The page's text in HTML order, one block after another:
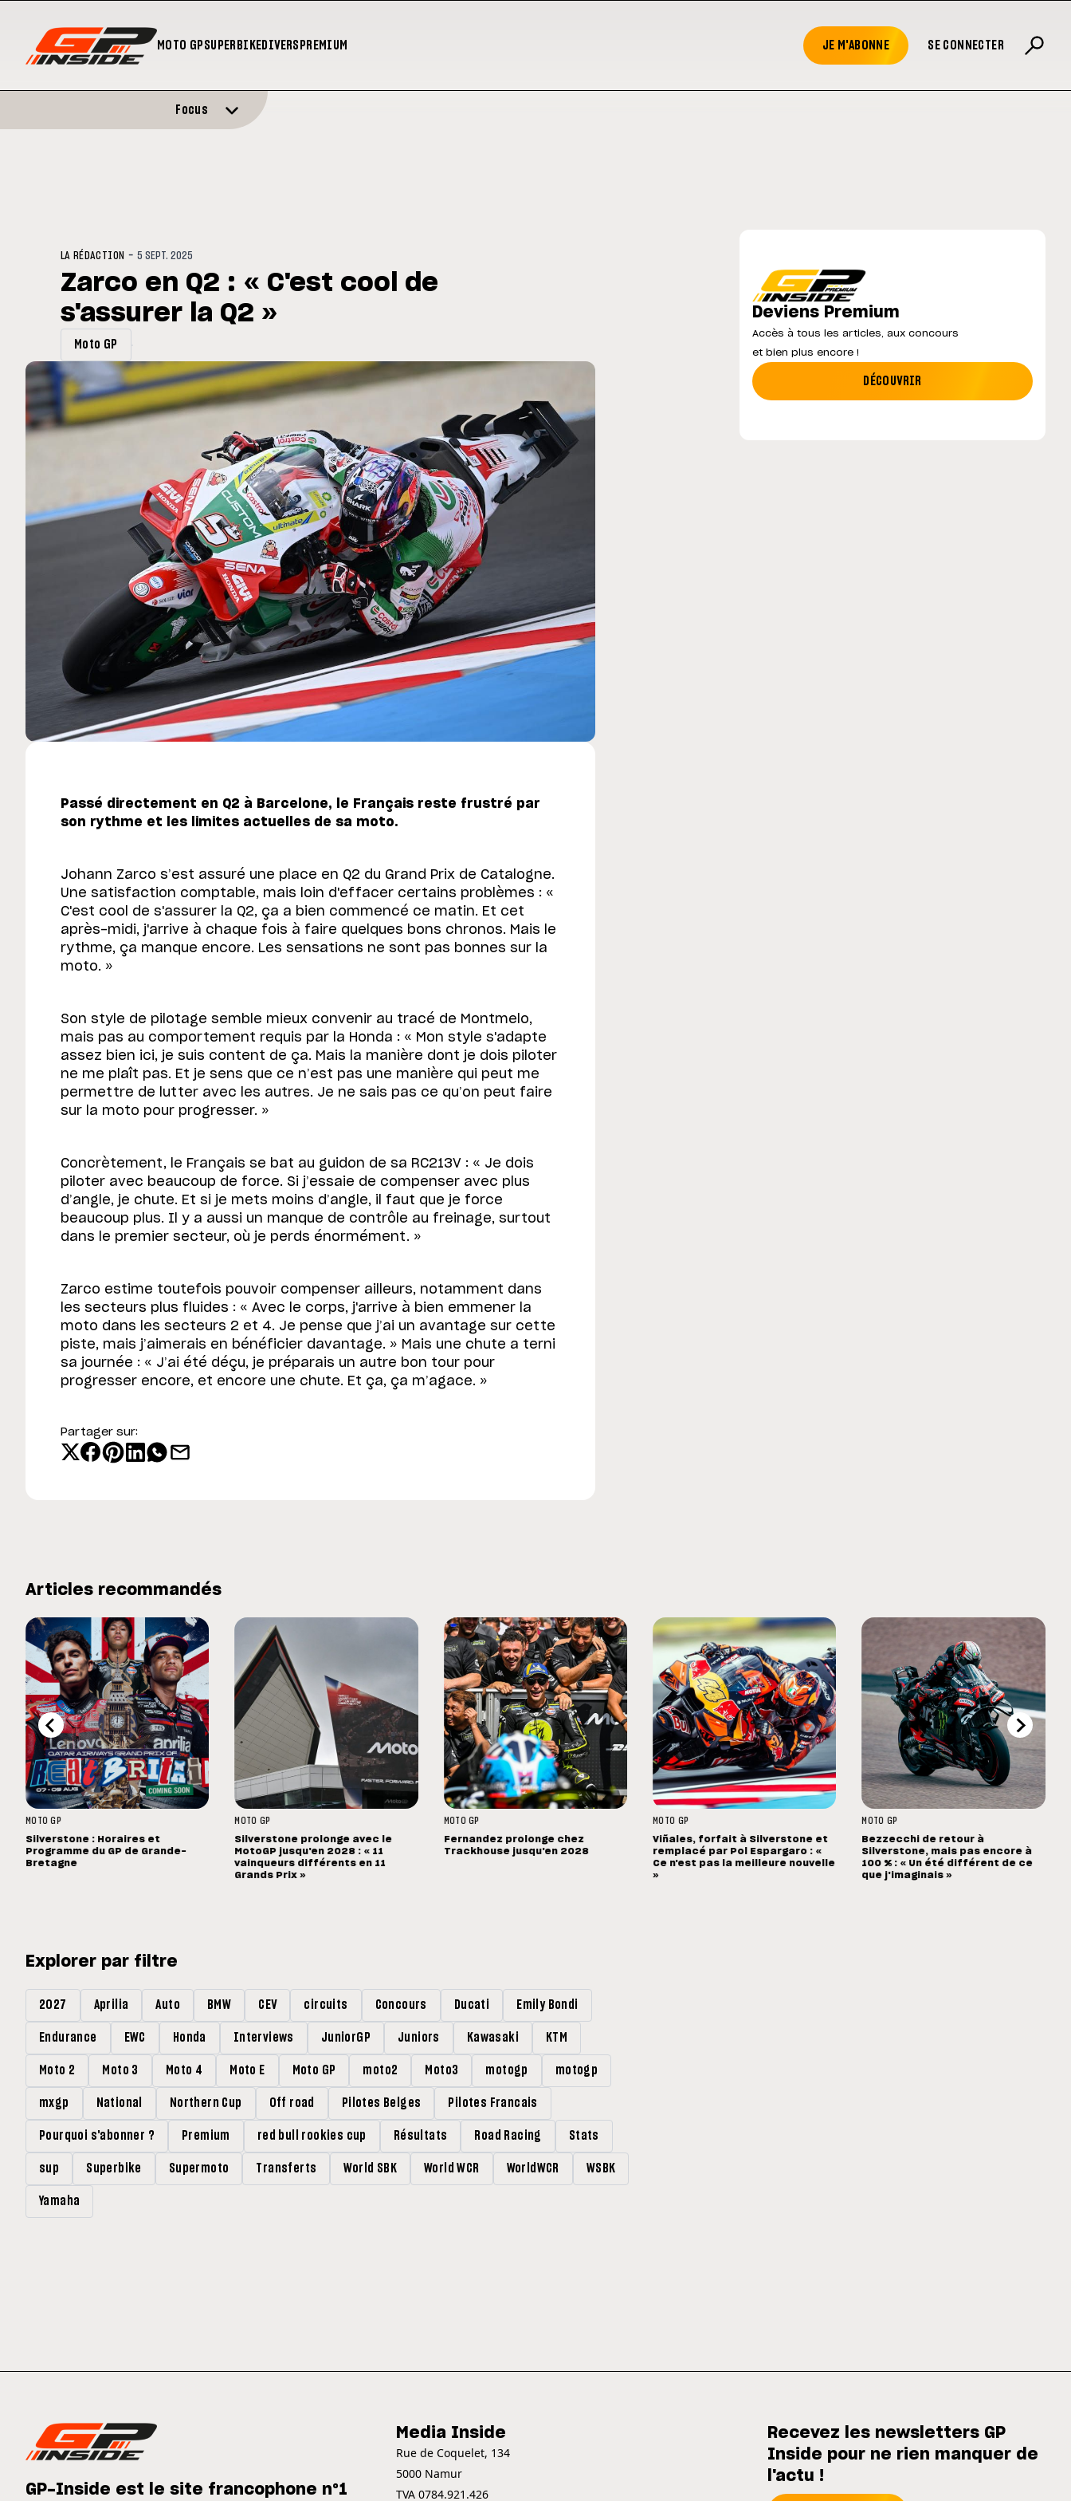
MOTO GPSUPERBIKEDIVERS PREMIUM JE M'ABONNE SE CONNECTER
club spécial dans
MOTO GP
Silverstone : Horaires et Programme du GP de
Grande-Bretagne
MOTO GP
Zarco évite l'opération et vise un retour en
MotoGP : les cinq constructeurs signent un
Focus
LA RÉDACTION -5 SEPT. 2025
Zarco en Q2 : « C'est cool de
s'assurer la Q2 »
Moto GP
Passé directement en Q2 à Barcelone, le Français reste frustré par
son rythme et les limites actuelles de sa moto.
Johann Zarco s’est assuré une place en Q2 du Grand Prix de Catalogne.
Une satisfaction comptable, mais loin d'effacer certains problèmes : «
C'est cool de s'assurer la Q2, ça a bien commencé ce matin. Et cet
après-midi, j'arrive à chaque fois à faire quelques bons chronos. Mais le
rythme, ça manque encore. Les sensations ne sont pas bonnes sur la
moto. »
Son style de pilotage semble mieux convenir au tracé de Montmelo,
mais pas au comportement requis par la Honda : « Mon style s'adapte
assez bien ici, je suis content de ça. Mais la manière dont je dois piloter
ne me plaît pas. Et je sens que ce n’est pas une manière qui peut me
permettre de lutter avec les autres. Je ne sais pas ce qu’on peut faire
sur la moto pour progresser. »
Concrètement, le Français se bat au guidon de sa RC213V : « Je dois
piloter avec beaucoup de force. Si j’essaie de compenser avec plus
d’angle, je chute. Et si je mets moins d’angle, il faut que je force
beaucoup plus. Il y a aussi un manque de contrôle au freinage, surtout
dans le premier secteur, où je perds énormément. »
Zarco estime toutefois pouvoir compenser ailleurs, notamment dans
les secteurs plus fluides : « Avec le corps, j'arrive à bien emmener la
moto dans les secteurs 2 et 4. Je pense que j’ai un avantage sur cette
piste, mais j’aimerais en bénéficier davantage. » Mais une chute a terni
sa journée : « J’ai été déçu, je préparais un autre bon tour pour
progresser encore, et encore une chute. Et ça, ça m’agace. »
Partager sur:
Deviens Premium
Accès à tous les articles, aux concours
et bien plus encore !
DÉCOUVRIR
Articles recommandés
MOTO GP
Silverstone : Horaires et
Programme du GP de Grande-
Bretagne
MOTO GP
Silverstone prolonge avec le
MotoGP jusqu'en 2028 : « 11
vainqueurs différents en 11
Grands Prix »
MOTO GP
Fernandez prolonge chez
Trackhouse jusqu'en 2028
MOTO GP
Viñales, forfait à Silverstone et
remplacé par Pol Espargaro : «
Ce n'est pas la meilleure nouvelle
»
MOTO GP
Bezzecchi de retour à
Silverstone, mais pas encore à
100 % : « Un été différent de ce
que j'imaginais »
Explorer par filtre
2027 Aprilia Auto BMW CEV circuits Concours Ducati Emily Bondi
Endurance EWC Honda Interviews JuniorGP Juniors Kawasaki KTM
Moto 2 Moto 3 Moto 4 Moto E Moto GP moto2 Moto3 motogp motogp
mxgp National Northern Cup Off road Pilotes Belges Pilotes Francais
Pourquoi s'abonner ? Premium red bull rookies cup Résultats Road Racing Stats
sup Superbike Supermoto Transferts World SBK World WCR WorldWCR WSBK
Yamaha
GP-Inside est le site francophone n°1
Media Inside
Rue de Coquelet, 134
5000 Namur
TVA 0784.921.426
Recevez les newsletters GP
Inside pour ne rien manquer de
l'actu !